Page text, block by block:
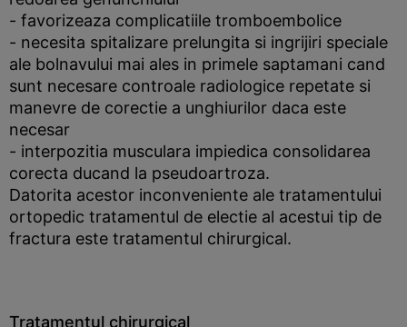
- favorizeaza complicatiile tromboembolice
- necesita spitalizare prelungita si ingrijiri speciale
ale bolnavului mai ales in primele saptamani cand
sunt necesare controale radiologice repetate si
manevre de corectie a unghiurilor daca este
necesar
- interpozitia musculara impiedica consolidarea
corecta ducand la pseudoartroza.
Datorita acestor inconveniente ale tratamentului
ortopedic tratamentul de electie al acestui tip de
fractura este tratamentul chirurgical.
Tratamentul chirurgical